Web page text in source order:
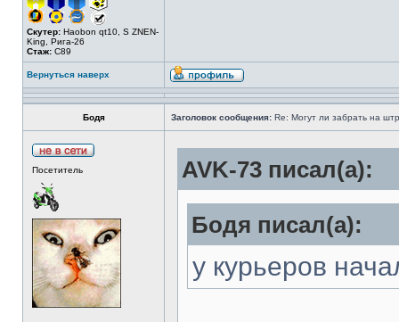
Скутер: Haobon qt10, S ZNEN-
King, Рига-26
Стаж: C89
Вернуться наверх
Бодя Заголовок сообщения: Re: Могут ли забрать на
Посетитель AVK-73 писал(а):
Бодя писал(а):
у курьеров